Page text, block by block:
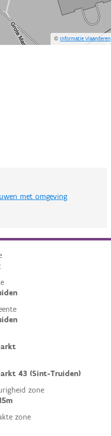
©Informatie Vlaanderen
met omgeving
43 (Sint-Truiden)
zone
zone